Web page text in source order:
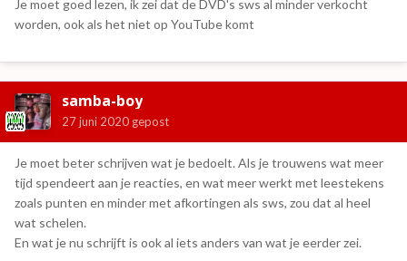
Je moet goed lezen, ik zei dat de DVD's sws al minder verkocht
worden, ook als het niet op YouTube komt
samba-boy
27 juni 2020 gepost
Je moet beter schrijven wat je bedoelt. Als je trouwens wat meer
tijd spendeert aan je reacties, en wat meer werkt met leestekens
zoals punten en minder met afkortingen als sws, zou dat al heel
wat schelen.
En wat je nu schrijft is ook al iets anders van wat je eerder zei.